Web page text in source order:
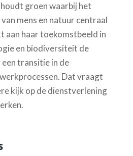
groen waarbij het
mens en natuur centraal
aan haar toekomstbeeld in
en biodiversiteit de
transitie in de
Dat vraagt
kijk op de dienstverlening